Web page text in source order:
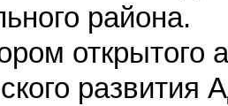
района.
открытого
развития